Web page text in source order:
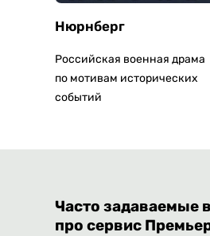
Нюрнберг
Российская военная драма
по мотивам исторических
событий
Часто задаваемые
про сервис